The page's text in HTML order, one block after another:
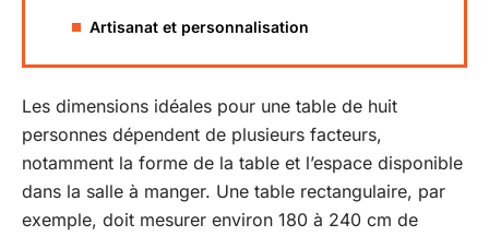
Artisanat et personnalisation
Les dimensions idéales pour une table de huit
personnes dépendent de plusieurs facteurs,
notamment la forme de la table et l’espace disponible
dans la salle à manger. Une table rectangulaire, par
exemple, doit mesurer environ 180 à 240 cm de